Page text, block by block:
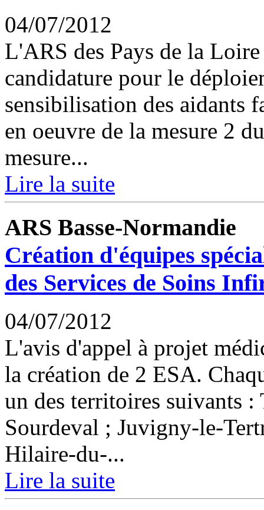
04/07/2012
L'ARS des Pays de la
candidature pour le
sensibilisation des aidants
en oeuvre de la mesure 2
mesure...
Lire la suite
ARS Basse-Normandie
Création d'équipes
des Services de Soins
04/07/2012
L'avis d'appel à projet
la création de 2 ESA.
un des territoires suivants
Sourdeval ; Juvigny-le-
Hilaire-du-...
Lire la suite